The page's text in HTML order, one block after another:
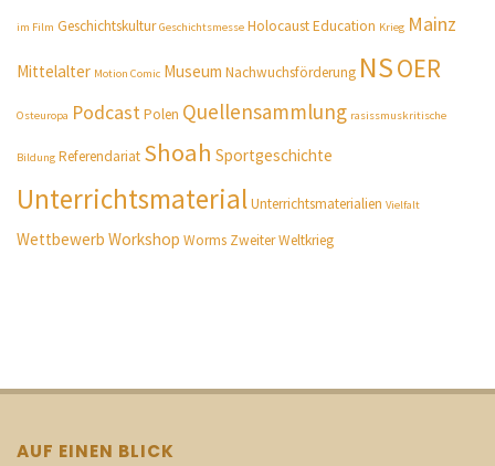
im Film Geschichtskultur Geschichtsmesse Holocaust Education Krieg Mainz
Mittelalter Motion Comic Museum Nachwuchsförderung NSOER
Osteuropa PodcastPolen Quellensammlung rasissmuskritische
Bildung Referendariat Shoah Sportgeschichte
UnterrichtsmaterialUnterrichtsmaterialien Vielfalt
Wettbewerb Workshop Worms Zweiter Weltkrieg
AUF EINEN BLICK